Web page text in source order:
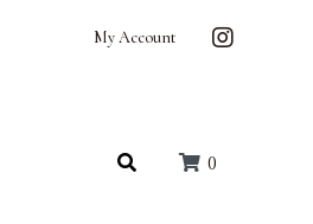
0
My Account